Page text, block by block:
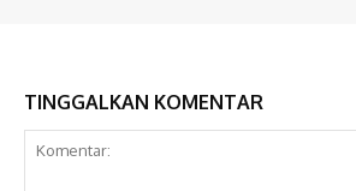
TINGGALKAN KOMENTAR